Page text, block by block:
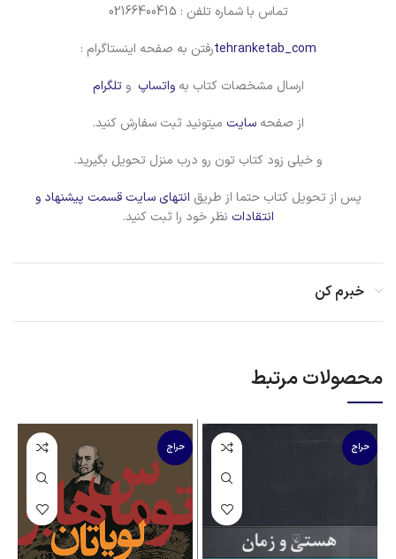
تماس با شماره تلفن : 02166400415
tehranketab_comرفتن به صفحه اینستاگرام :
ارسال مشخصات کتاب بهواتساپ وتلگرام
از صفحهسایت میتونید ثبت سفارش کنید.
و خیلی زود کتاب تون رو درب منزل تحویل بگیرید.
پس از تحویل کتاب حتما از طریق انتهای سایت قسمت پیشنهاد و
انتقادات نظر خود را ثبت کنید.
خبرم کن
محصولات مرتبط
حراج حراج